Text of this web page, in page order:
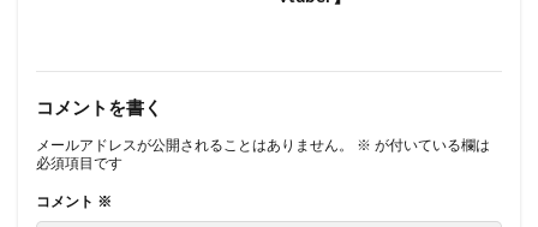
コメントを書く
メールアドレスが公開されることはありません。 ※ が付いている欄は
必須項目です
コメント ※